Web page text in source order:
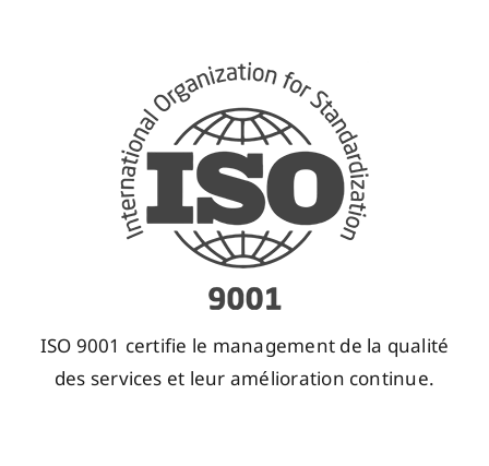
ISO 9001 certifie le management de la qualité
des services et leur amélioration continue.